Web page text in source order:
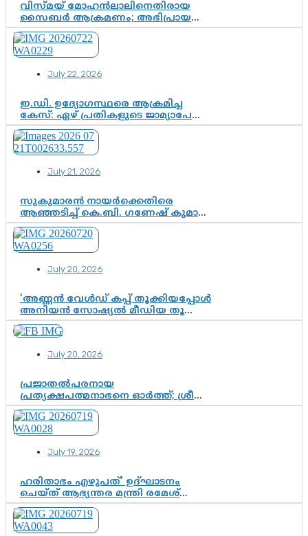
വിസ്മയ് മോഹൻലാലിനെതിരായ
സൈബർ ആക്രമണം; അഭിപ്രായ
സ്വാതന്ത്ര്യത്തെ നിശ്ശബ്ദമാക്കുന്ന
ഡിജിറ്റൽ ഗുണ്ടായിസത്തിന് അറുതി
വേണം
July 22, 2026
ഇ.ഡി. ഉദ്യോഗസ്ഥരെ ആക്രമിച്ച
കേസ്: ഏഴ് പ്രതികളുടെ ജാമ്യാപേക്ഷ
വീണ്ടും തള്ളി; അന്വേഷണം തുടരാൻ
കോടതി അനുമതി
July 21, 2026
സുകുമാരൻ നായർക്കെതിരെ
ആഞ്ഞടിച്ച് കെ.ബി. ഗണേഷ് കുമാർ,
വി.ഡി. സതീശന് പൂർണ പിന്തുണ
July 20, 2026
‘അണ്ണൻ വേൾഡ് കപ്പ് തൂക്കിയപ്പോൾ
അനിയൻ സോഷ്യൽ മീഡിയ തൂക്കി’;
ലാമിൻ യമാലിന്റെ
കിരീടധാരണത്തിനിടെ
ചുണക്കുട്ടൻ
July 20, 2026
പ്രജാതൽപരനായ
പ്രത്യക്ഷപത്മനാഭനെ ഓർത്ത്; ശ്രീ
ചിത്തിര തിരുനാൾ മഹാരാജാവിന്റെ
35-ാം നാടുനീങ്ങൽ ദിനം ഇന്ന്
July 19, 2026
ഹരിതാഭം എഴുപത്’ ഉദ്ഘാടനം
ചെയ്ത് ആഭ്യന്തര മന്ത്രി രമേശ്
ചെന്നിത്തല; ആർ. ഹരികുമാറിന്റെ
സപ്തതി ആഘോഷങ്ങൾക്ക്
പ്രൗഢമായ തുടക്കം